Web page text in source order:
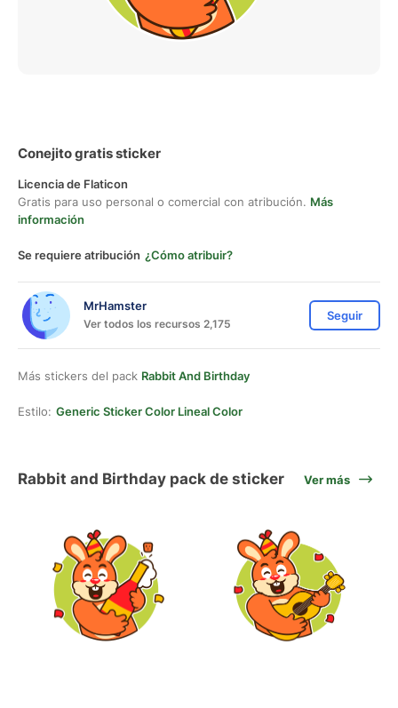
Conejito gratis sticker
Licencia de Flaticon
Gratis para uso personal o comercial con atribución. Más
información
Se requiere atribución ¿Cómo atribuir?
MrHamster
Ver todos los recursos 2,175
Seguir
Más stickers del pack Rabbit And Birthday
Estilo: Generic Sticker Color Lineal Color
Rabbit and Birthday pack de sticker Ver más